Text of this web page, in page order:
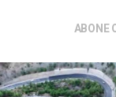
ABONE